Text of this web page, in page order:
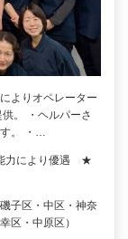
よりオペレーター
。 ・ヘルパーさ
す。 ・…
力により優遇 ★
子区・中区・神奈
区・中原区）